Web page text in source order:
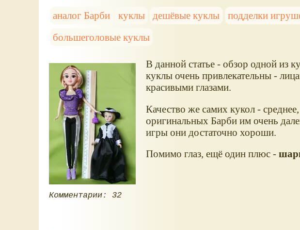
аналог Барби куклы дешёвые куклы подделки
большеголовые куклы
В данной статье - обзор одной из
куклы очень привлекательны -
красивыми глазами.
Качество же самих кукол -
оригинальных Барби им очень
игры они достаточно хороши.
Помимо глаз, ещё один плюс -
Комментарии: 32